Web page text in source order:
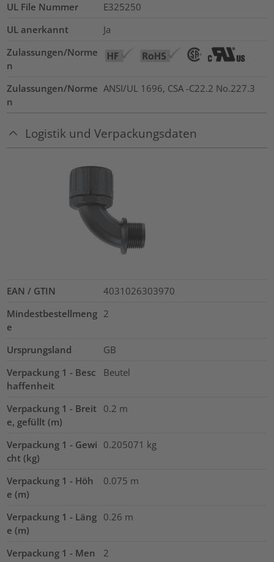
UL File Nummer
E325250
UL anerkannt
Ja
Zulassungen/Norme
n
Zulassungen/Norme
n
ANSI/UL 1696, CSA -C22.2 No.227.3
Logistik und Verpackungsdaten
EAN / GTIN
4031026303970
Mindestbestellmeng
e
2
Ursprungsland
GB
Verpackung 1 - Besc
haffenheit
Beutel
Verpackung 1 - Breit
e, gefüllt (m)
0.2 m
Verpackung 1 - Gewi
cht (kg)
0.205071 kg
Verpackung 1 - Höh
e (m)
0.075 m
Verpackung 1 - Läng
e (m)
0.26 m
Verpackung 1 - Men
2